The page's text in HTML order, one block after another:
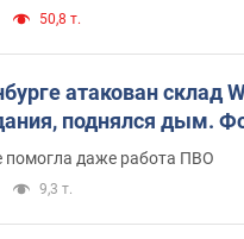
50,8 т.
атакован склад
поднялся дым.
помогла даже работа ПВО
9,3 т.